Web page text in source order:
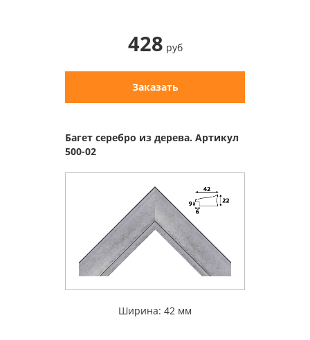
428 руб
Заказать
Багет серебро из дерева. Артикул
500-02
Ширина: 42 мм